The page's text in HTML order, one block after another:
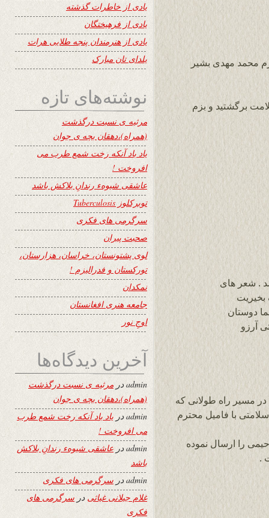
محمد مهدی بشیر
برگشتید و بزم
. شعر های
بخیریت
دوستان
آرزو
مسیر راه طولانی که
با فامیل محترم
را ارسال نموده
.
یادی از خاطرات گذشته
یادی از فرهیختگان
یادی از هنرمندان پنجه طلایی هرات
یلدای تان مبارک
نوشته‌های تازه
مرثیه ی نسبت درگذشت
(همراه)،دهقان بچه ی جوان
یاد باد آنکه رخت شمع طرب می
افروخت !
عاشقی شیوهء رندانِ بلاکش باشد
توبرکلوز Tuberculosis
سرگرمی های فکری
صحبت پیران
لوی پشتونستان، خراسان، هزارستان،
تورکستان و فدرالیزم !
نمکدان
جامعه هنری افغانستان
اوجِ نور
آخرین دیدگاه‌ها
adminدر مرثیه ی نسبت درگذشت
(همراه)،دهقان بچه ی جوان
admin در یاد باد آنکه رخت شمع طرب
می افروخت !
adminدر عاشقی شیوهء رندانِ بلاکش
باشد
admin در سرگرمی های فکری
غلام جیلانی غیاثی در سرگرمی های
فکری